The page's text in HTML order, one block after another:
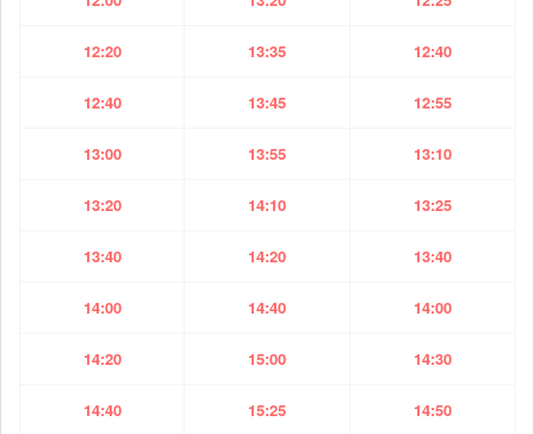
12:20 13:35 12:40
12:40 13:45 12:55
13:00 13:55 13:10
13:20 14:10 13:25
13:40 14:20 13:40
14:00 14:40 14:00
14:20 15:00 14:30
14:40 15:25 14:50